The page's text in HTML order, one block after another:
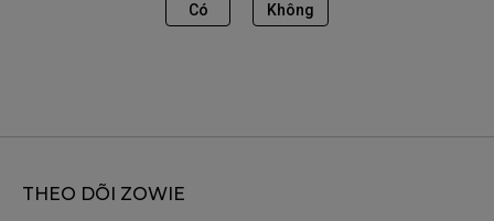
Có Không
THEO DÕI ZOWIE